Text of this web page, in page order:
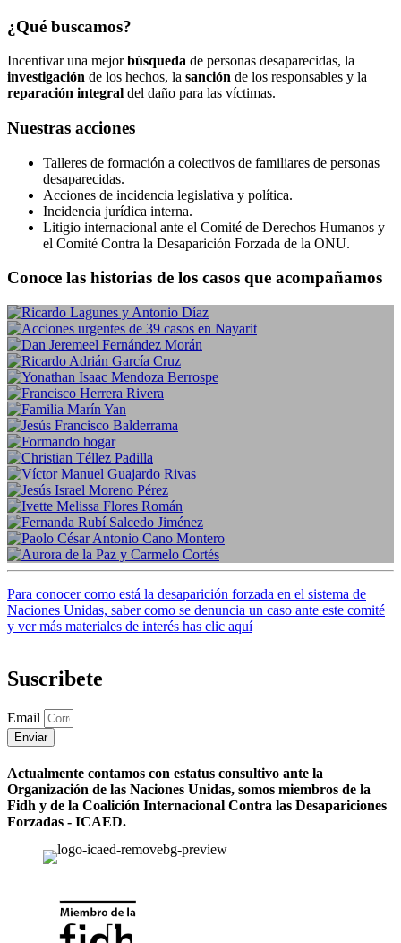
¿Qué buscamos?
Incentivar una mejorbúsqueda de personas desaparecidas, la
investigación de los hechos, la sanción de los responsables y la
reparación integral del daño para las víctimas.
Nuestras acciones
Talleres de formación a colectivos de familiares de personas
desaparecidas.
Acciones de incidencia legislativa y política.
Incidencia jurídica interna.
Litigio internacional ante el Comité de Derechos Humanos y
el Comité Contra la Desaparición Forzada de la ONU.
Conoce las historias de los casos que acompañamos
Ricardo Lagunes y Antonio Díaz
Casos,Desaparición forzada,Personas defensoras
Acciones urgentes de 39 casos en Nayarit
Casos,Desaparición forzada
Dan Jeremeel Fernández Morán
Casos,Desaparición forzada
Ricardo Adrián García Cruz
Casos,Desaparición forzada
Yonathan Isaac Mendoza Berrospe
Casos,Desaparición forzada
Francisco Herrera Rivera
Desaparición forzada
Familia Marín Yan
Desaparición forzada
Jesús Francisco Balderrama Sánchez
Desaparición forzada
Formando hogar
Desaparición forzada
Christian Téllez Padilla
Desaparición forzada
Víctor Manuel Guajardo Rivas
Desaparición forzada
Jesús Israel Moreno Pérez
Desaparición forzada
Ivette Melissa Flores Román
Casos con enfoque de Género,Desaparición forzada
Fernanda Rubí Salcedo Jiménez
Desaparición forzada
Paolo César Antonio Cano Montero
Aurora de la Paz y Carmelo Cortés
Casos,Desaparición forzada
Para conocer como está la desaparición forzada en el sistema de
Naciones Unidas, saber como se denuncia un caso ante este comité
y ver más materiales de interés has clic aquí
Suscribete
Email
Enviar
Actualmente contamos con estatus consultivo ante la
Organización de las Naciones Unidas, somos miembros de la
Fidh y de la Coalición Internacional Contra las Desapariciones
Forzadas - ICAED.